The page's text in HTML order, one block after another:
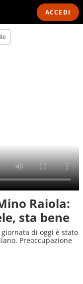
ACCEDI
Raiola:
sta bene
di oggi è stato
Preoccupazione